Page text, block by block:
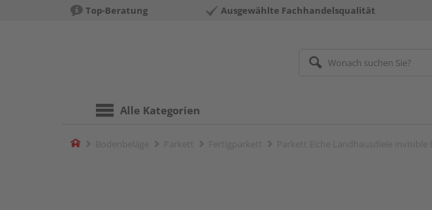
Top-Beratung Ausgewählte Fachhandelsqualität
Alle Kategorien
Home